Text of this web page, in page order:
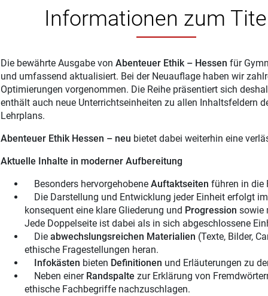
Informationen zum Titel
Die bewährte Ausgabe von Abenteuer Ethik – Hessen für
und umfassend aktualisiert. Bei der Neuauflage haben wir
Optimierungen vorgenommen. Die Reihe präsentiert sich
enthält auch neue Unterrichtseinheiten zu allen Inhaltsfeldern
Lehrplans.
Abenteuer Ethik Hessen – neu bietet dabei weiterhin eine
Aktuelle Inhalte in moderner Aufbereitung
Besonders hervorgehobene Auftaktseiten führen in die
Die Darstellung und Entwicklung jeder Einheit erfolgt
konsequent eine klare Gliederung und Progression sowie
Jede Doppelseite ist dabei als in sich abgeschlossene
Die abwechslungsreichen Materialien (Texte, Bilder,
ethische Fragestellungen heran.
Infokästen bieten Definitionen und Erläuterungen zu
Neben einer Randspalte zur Erklärung von
ethische Fachbegriffe nachzuschlagen.